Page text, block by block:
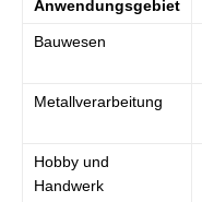
Anwendungsgebiet
Bauwesen
Metallverarbeitung
Hobby und
Handwerk